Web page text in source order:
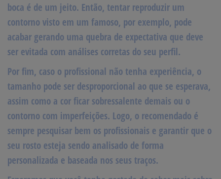
boca é de um jeito. Então, tentar reproduzir um
contorno visto em um famoso, por exemplo, pode
acabar gerando uma quebra de expectativa que deve
ser evitada com análises corretas do seu perfil.
Por fim, caso o profissional não tenha experiência, o
tamanho pode ser desproporcional ao que se esperava,
assim como a cor ficar sobressalente demais ou o
contorno com imperfeições. Logo, o recomendado é
sempre pesquisar bem os profissionais e garantir que o
seu rosto esteja sendo analisado de forma
personalizada e baseada nos seus traços.